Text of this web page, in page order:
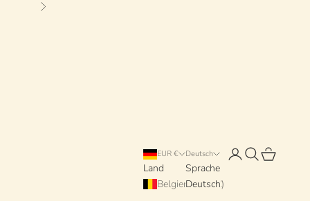
Vor
EUR €
Land
Belgien (EUR €)
Deutsch
Sprache
Deutsch
Anmelden
SuchenWarenkorb